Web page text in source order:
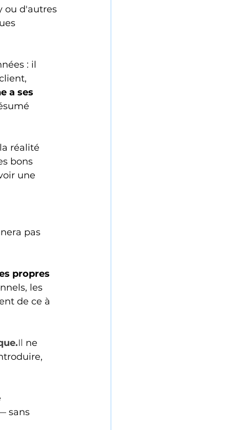
ou d'autres
: il
a ses
réalité
bons
une
pas
propres
les
de ce à
Il ne
sans